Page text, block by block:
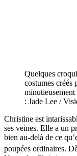
Quelques
costumes créés
minutieusement
: Jade Lee /
Christine est
ses veines. Elle a un
bien au-delà de ce
poupées ordinaires.